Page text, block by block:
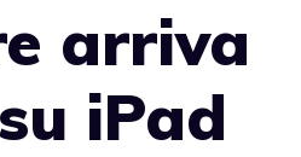
arriva
iPad